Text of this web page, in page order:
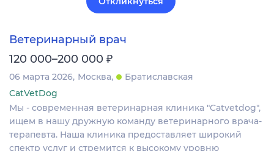
Ветеринарный врач
120 000–200 000 ₽
06 марта 2026 Москва
Братиславская
CatVetDog
Мы - современная ветеринарная клиника "Catvetdog",
ищем в нашу дружную команду ветеринарного врача-
терапевта. Наша клиника предоставляет широкий
спектр услуг и стремится к высокому уровню